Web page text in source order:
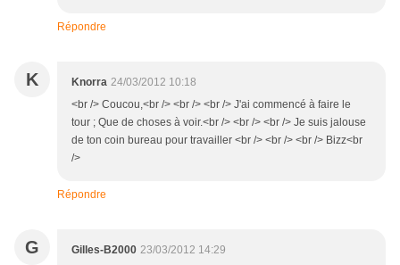
Répondre
K Knorra 24/03/2012 10:18
<br /> Coucou,<br /> <br /> <br /> J'ai commencé à faire le
tour ; Que de choses à voir.<br /> <br /> <br /> Je suis jalouse
de ton coin bureau pour travailler <br /> <br /> <br /> Bizz<br
/>
Répondre
G Gilles-B2000 23/03/2012 14:29